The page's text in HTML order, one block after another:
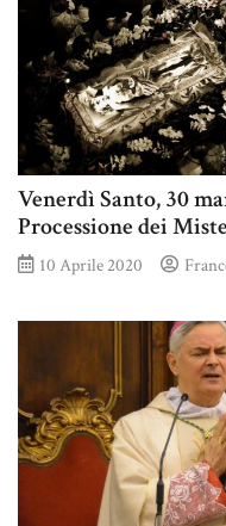
Venerdì Santo, 30
Processione dei
10 Aprile 2020